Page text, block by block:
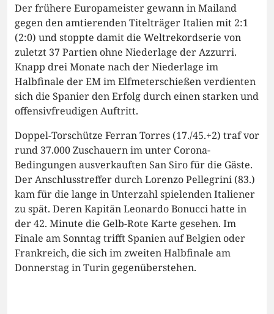
Der frühere Europameister gewann in Mailand
gegen den amtierenden Titelträger Italien mit 2:1
(2:0) und stoppte damit die Weltrekordserie von
zuletzt 37 Partien ohne Niederlage der Azzurri.
Knapp drei Monate nach der Niederlage im
Halbfinale der EM im Elfmeterschießen verdienten
sich die Spanier den Erfolg durch einen starken und
offensivfreudigen Auftritt.
Doppel-Torschütze Ferran Torres (17./45.+2) traf vor
rund 37.000 Zuschauern im unter Corona-
Bedingungen ausverkauften San Siro für die Gäste.
Der Anschlusstreffer durch Lorenzo Pellegrini (83.)
kam für die lange in Unterzahl spielenden Italiener
zu spät. Deren Kapitän Leonardo Bonucci hatte in
der 42. Minute die Gelb-Rote Karte gesehen. Im
Finale am Sonntag trifft Spanien auf Belgien oder
Frankreich, die sich im zweiten Halbfinale am
Donnerstag in Turin gegenüberstehen.